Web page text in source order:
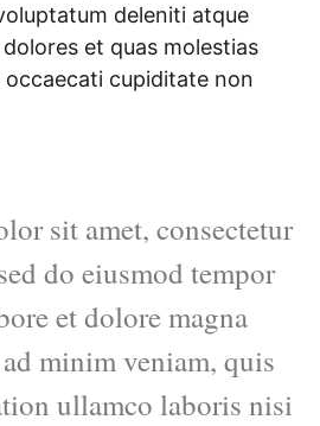
deleniti atque
et quas molestias
cupiditate non
sit amet, consectetur
do eiusmod tempor
et dolore magna
minim veniam, quis
ullamco laboris nisi